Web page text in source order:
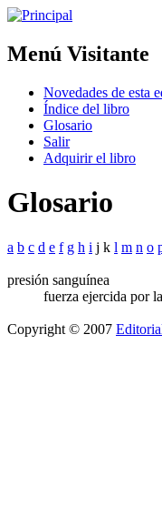
Menú Visitante
Novedades de esta
Índice del libro
Glosario
Salir
Adquirir el libro
Glosario
a b c d e f g h i j k l m n o
presión sanguínea
fuerza ejercida por
Copyright © 2007